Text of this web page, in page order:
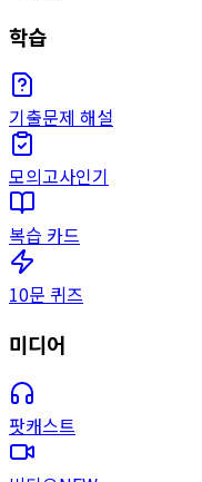
학습
기출문제 해설
모의고사인기
복습 카드
10문 퀴즈
미디어
팟캐스트